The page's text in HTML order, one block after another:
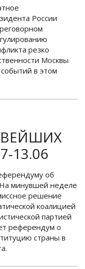
России
резко
Москвы
в этом
13.06
об
минувшей неделе
решение
коалицией
партией
референдум о
страны в